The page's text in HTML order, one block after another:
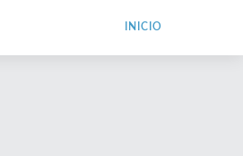
INICIO